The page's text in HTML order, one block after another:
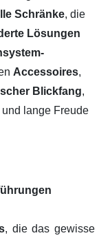
Schränke, die
Lösungen
Accessoires,
Blickfang,
lange Freude
, die das gewisse